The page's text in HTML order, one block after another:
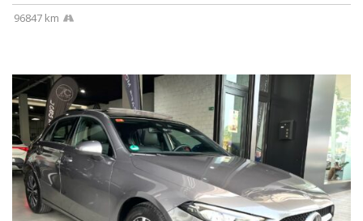
96847 km